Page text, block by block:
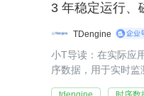
3 年稳定运行、
TDengine
小T导读：在实际应
序数据，用于实时